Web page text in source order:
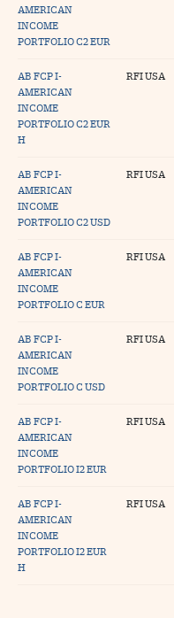
AMERICAN
INCOME
PORTFOLIO C2 EUR
AB FCP I-
AMERICAN
INCOME
PORTFOLIO C2 EUR
H
RFI USA
AB FCP I-
AMERICAN
INCOME
PORTFOLIO C2 USD
RFI USA
AB FCP I-
AMERICAN
INCOME
PORTFOLIO C EUR
RFI USA
AB FCP I-
AMERICAN
INCOME
PORTFOLIO C USD
RFI USA
AB FCP I-
AMERICAN
INCOME
PORTFOLIO I2 EUR
RFI USA
AB FCP I-
AMERICAN
INCOME
PORTFOLIO I2 EUR
H
RFI USA